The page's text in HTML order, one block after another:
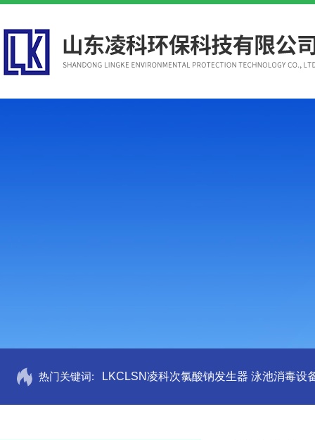
热门关键词: LKCLSN凌科次氯酸钠发生器 泳池消毒设